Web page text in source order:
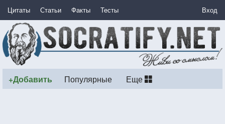
Цитаты Статьи Факты Тесты Вход
+Добавить Популярные Еще